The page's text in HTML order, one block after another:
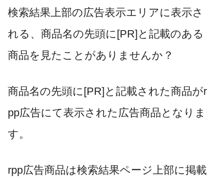
検索結果上部の広告表示エリアに表示さ
れる 、商品名の先頭に [PR] と記載のある
商品を見たことがありませんか？
商品名の先頭に [PR] と記載された商品がr
pp広告にて表示された広告商品となりま
す。
rpp広告商品は検索結果ページ上部に掲載